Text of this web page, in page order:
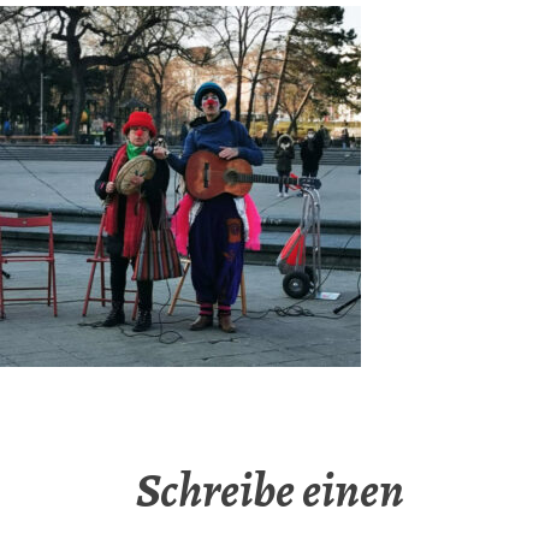
Schreibe einen